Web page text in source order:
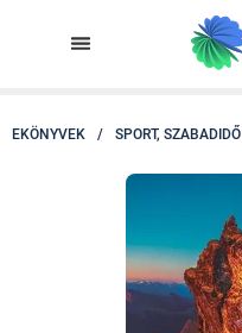
EKÖNYVEK / SPORT, SZABADIDŐ